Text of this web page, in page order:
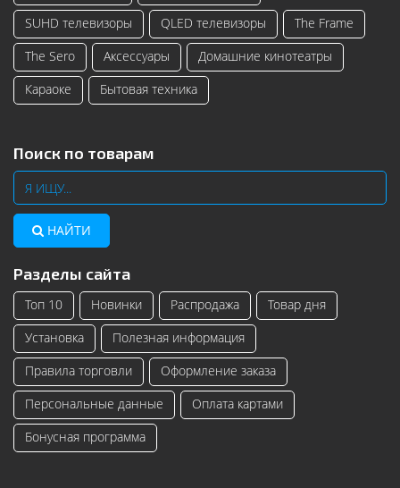
SUHD телевизоры
QLED телевизоры
The Frame
The Sero
Аксессуары
Домашние кинотеатры
Караоке
Бытовая техника
Поиск по товарам
НАЙТИ
Разделы сайта
Топ 10 Новинки Распродажа
Товар дня
Установка
Полезная информация
Правила торговли
Оформление заказа
Персональные данные
Оплата картами
Бонусная программа